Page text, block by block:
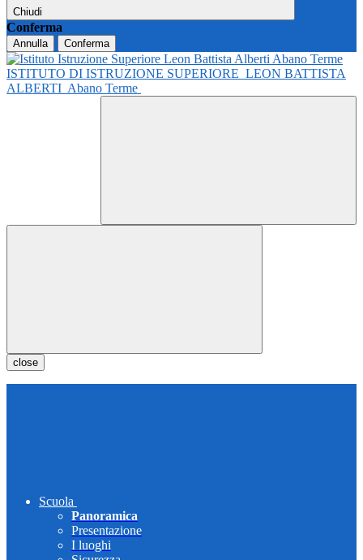
Chiudi
Conferma
Annulla Conferma
ISTITUTO DI ISTRUZIONE SUPERIORE LEON BATTISTA
ALBERTI Abano Terme
close
Scuola
Panoramica
Presentazione
I luoghi